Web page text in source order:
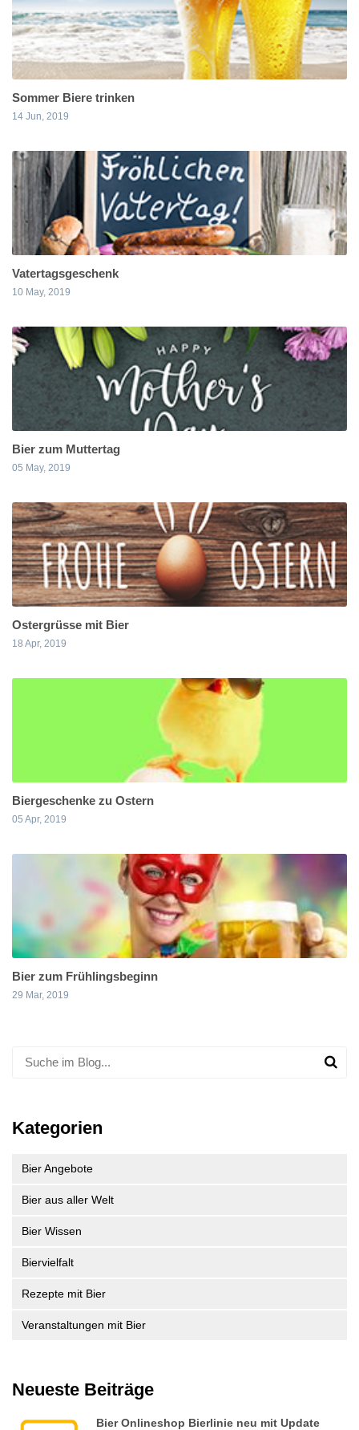
Sommer Biere trinken
14 Jun, 2019
Vatertagsgeschenk
10 May, 2019
Bier zum Muttertag
05 May, 2019
Ostergrüsse mit Bier
18 Apr, 2019
Biergeschenke zu Ostern
05 Apr, 2019
Bier zum Frühlingsbeginn
29 Mar, 2019
Kategorien
Bier Angebote
Bier aus aller Welt
Bier Wissen
Biervielfalt
Rezepte mit Bier
Veranstaltungen mit Bier
Neueste Beiträge
Bier Onlineshop Bierlinie neu mit Update